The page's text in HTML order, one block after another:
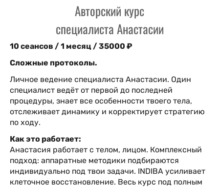
Авторский курс
специалиста Анастасии
10 сеансов / 1 месяц / 35000 ₽
Сложные протоколы.
Личное ведение специалиста Анастасии. Один
специалист ведёт от первой до последней
процедуры, знает все особенности твоего тела,
отслеживает динамику и корректирует стратегию
по ходу.
Как это работает:
Анастасия работает с телом, лицом. Комплексный
подход: аппаратные методики подбираются
индивидуально под твои задачи. INDIBA усиливает
клеточное восстановление. Весь курс под полным